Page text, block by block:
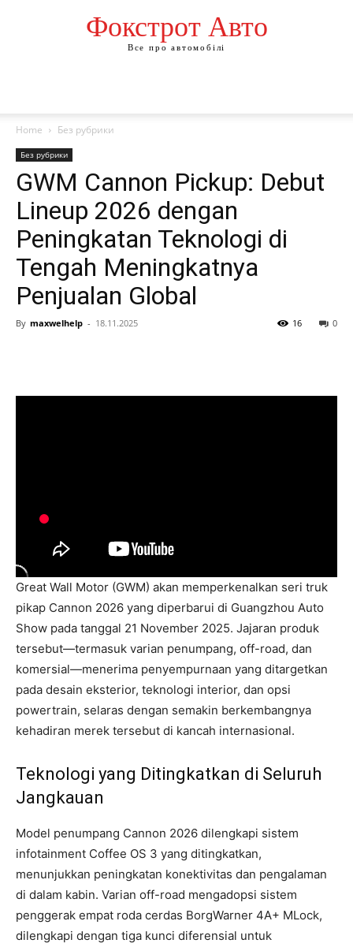
Фокстрот Авто
Все про автомобілі
Home Без рубрики
Без рубрики
GWM Cannon Pickup: Debut
Lineup 2026 dengan
Peningkatan Teknologi di
Tengah Meningkatnya
Penjualan Global
By maxwelhelp - 18.11.2025 0
16
Great Wall Motor (GWM) akan memperkenalkan seri truk
pikap Cannon 2026 yang diperbarui di Guangzhou Auto
Show pada tanggal 21 November 2025. Jajaran produk
tersebut—termasuk varian penumpang, off-road, dan
komersial—menerima penyempurnaan yang ditargetkan
pada desain eksterior, teknologi interior, dan opsi
powertrain, selaras dengan semakin berkembangnya
kehadiran merek tersebut di kancah internasional.
Teknologi yang Ditingkatkan di Seluruh
Jangkauan
Model penumpang Cannon 2026 dilengkapi sistem
infotainment Coffee OS 3 yang ditingkatkan,
menunjukkan peningkatan konektivitas dan pengalaman
di dalam kabin. Varian off-road mengadopsi sistem
penggerak empat roda cerdas BorgWarner 4A+ MLock,
dilengkapi dengan tiga kunci diferensial untuk